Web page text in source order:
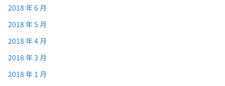
2018 年 6 月
2018 年 5 月
2018 年 4 月
2018 年 3 月
2018 年 1 月